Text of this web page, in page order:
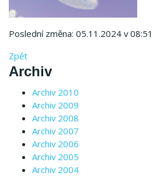
Poslední změna: 05.11.2024 v 08:51
Zpět
Archiv
Archiv 2010
Archiv 2009
Archiv 2008
Archiv 2007
Archiv 2006
Archiv 2005
Archiv 2004